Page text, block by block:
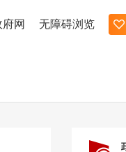
网 无障碍浏览